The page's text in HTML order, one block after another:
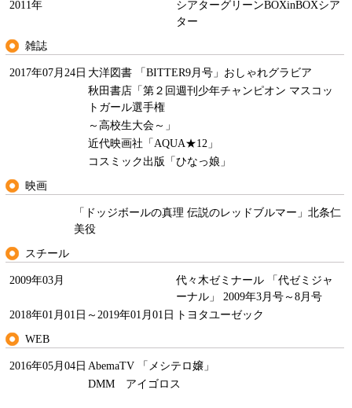
2011年
シアターグリーンBOXinBOXシア
ター
雑誌
2017年07月24日 大洋図書 「BITTER9月号」おしゃれグラビア
秋田書店「第２回週刊少年チャンピオン マスコッ
トガール選手権
～高校生大会～」
近代映画社「AQUA★12」
コスミック出版「ひなっ娘」
映画
「ドッジボールの真理 伝説のレッドブルマー」北条仁
美役
スチール
2009年03月
代々木ゼミナール 「代ゼミジャ
ーナル」 2009年3月号～8月号
2018年01月01日～2019年01月01日
トヨタユーゼック
WEB
2016年05月04日 AbemaTV 「メシテロ嬢」
DMM アイゴロス